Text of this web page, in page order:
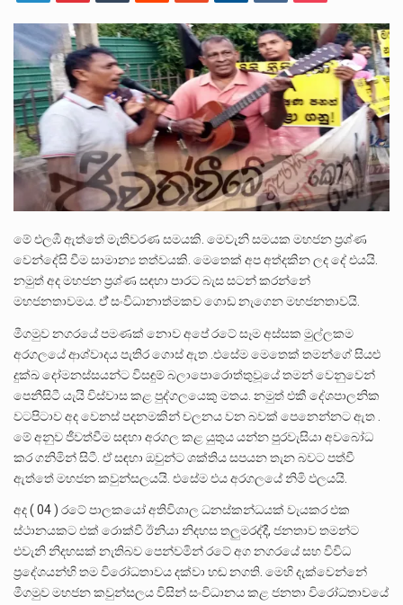
2011 වසරේදී දේශපාලන හා මානව හිමිකම් ක්‍රියාකාරීන් වන ලලිත්කුමාර් වීරරාජ් සහ කුගන් මුරුගානන්දන් යාපනයේදී අතුරුදන්…
ගොවියන්ගේ ප්‍රශ්න, ධීවරයන්ගේ ප්‍රශ්න, සෞඛය ප්‍රශ්න, වැටු ප්‍ර්ශ්න, රැකියා විරහිත ප්‍රශ්න මේ සියලු ප්‍රශ්නවලට තනි…
මේ එලඹී ඇත්තේ මැතිවරණ සමයකි. මෙවැනි සමයක මහජන ප්‍රශ්ණ
වෙන්දේසි වීම සාමාන්‍ය තත්වයකි. මෙතෙක් අප අත්දකින ලද දේ එයයි.
නමුත් අද මහජන ප්‍රශ්ණ සඳහා පාරට බැස සටන් කරන්නේ
මහජනතාවමය. ඒ් සංවිධානාත්මකව ගොඩ නැගෙන මහජනතාවයි.
මීගමුව නගරයේ පමණක් නොව අපේ රටේ සෑම අස්සක මුල්ලකම
අරගලයේ ආශ්වාදය පැතිර ගොස් ඇත .එසේම මෙතෙක් තමන්ගේ සියළු
දුක්ඛ දෝමනස්සයන්ට විසඳුම් බලාපොරොත්තුවූයේ තමන්⁣ වෙනුවෙන්
පෙනීසිටී යැයි විස්වාස කළ පුද්ගලයෙකු මතය. නමුත් එකී දේශපාලනික
වටපිටාව අද වෙනස් පදනමකින් චලනය වන බවක් පෙනෙන්නට ඇත .
මේ අනුව ජීවත්වීම සඳහා අරගල කළ යුතුය යන්න පුරවැසියා අවබෝධ
කර ගනිමින් සිටී. ඒ සඳහා ඔවුන්ට ශක්තිය සපයන තැන බවට පත්වී
ඇත්තේ මහජන කවුන්සලයයි. එසේම එය අරගලයේ නිමි ඵලයයි.
අද ( 04 ) රටේ පාලකයෝ අතිවිශාල ධනස්කන්ධයක් වැයකර එක
ස්ථානයකට එක් රොක්වී ඊනියා නිදහස තලුමරද්දී, ජනතාව තමන්ට
එවැනි නිදහසක් නැතිබව පෙන්වමින් රටේ අග නගරයේ සහ විවිධ
ප්‍රදේශයන්හි තම විරෝධතාවය දක්වා හඬ නගති. මෙහි දැක්වෙන්නේ
මීගමුව මහජන කවුන්සලය විසින් සංවිධානය කළ ජනතා විරෝධතාවයේ